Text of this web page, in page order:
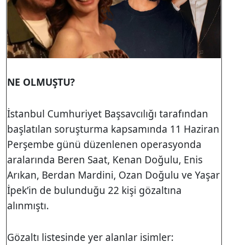
NE OLMUŞTU?
İstanbul Cumhuriyet Başsavcılığı tarafından
başlatılan soruşturma kapsamında 11 Haziran
Perşembe günü düzenlenen operasyonda
aralarında Beren Saat, Kenan Doğulu, Enis
Arıkan, Berdan Mardini, Ozan Doğulu ve Yaşar
İpek’in de bulunduğu 22 kişi gözaltına
alınmıştı.
Gözaltı listesinde yer alanlar isimler: